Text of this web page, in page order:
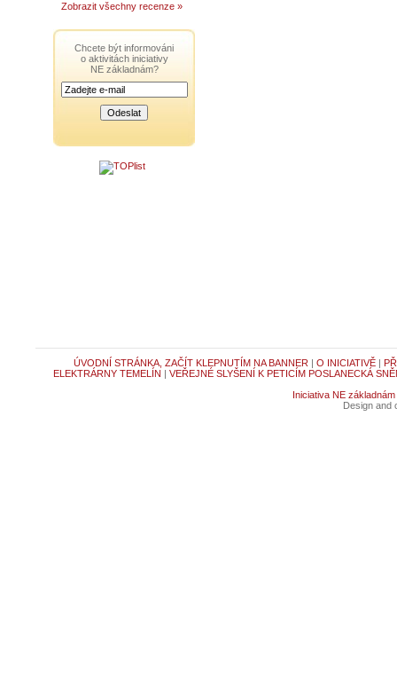
Zobrazit všechny recenze »
Chcete být informováni
o aktivitách iniciativy
NE základnám?
ÚVODNÍ STRÁNKA, ZAČÍT KLEPNUTÍM NA BANNER | O INICIATIVĚ|
ELEKTRÁRNY TEMELÍN | VEŘEJNÉ SLYŠENÍ K PETICÍM POSLANECKÁ
Iniciativa NE základnám
Design and